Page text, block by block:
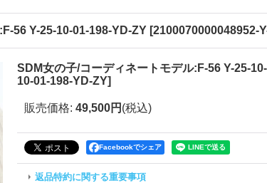
56 Y-25-10-01-198-YD-ZY [2100070000048952-
SDM女の子/コーディネートモデル:F-56 Y-25-
10-01-198-YD-ZY]
販売価格: 49,500円 (税込)
Facebookでシェア
返品特約に関する重要事項